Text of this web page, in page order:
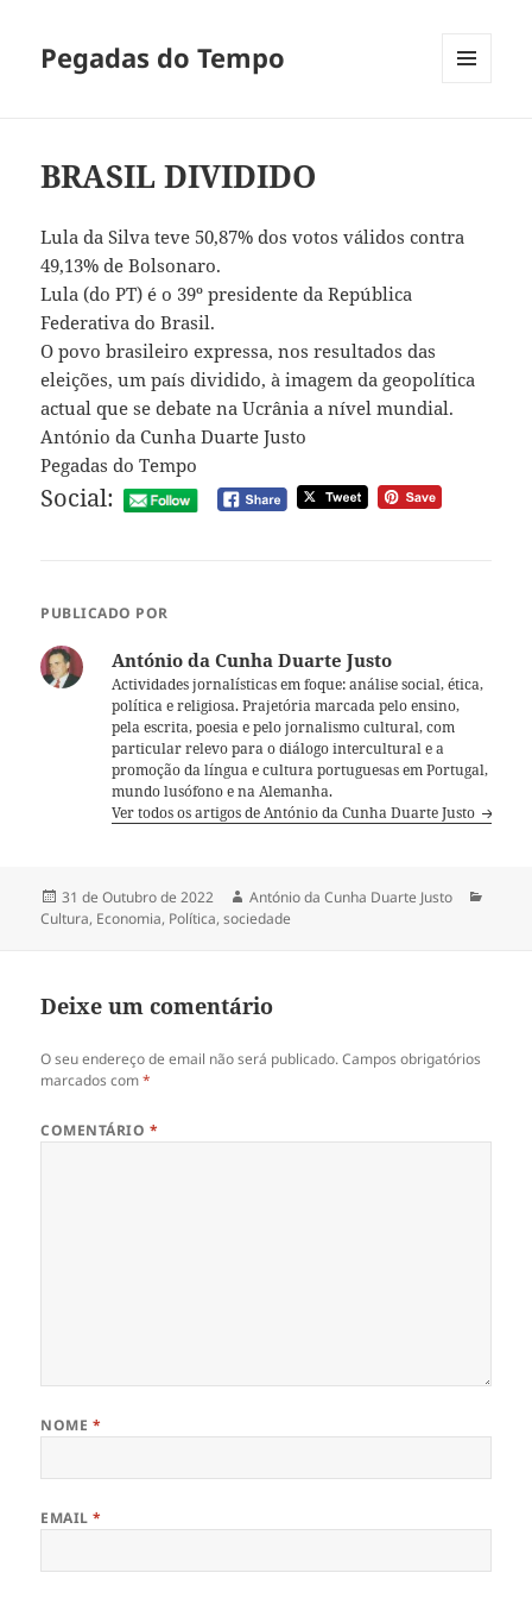
Pegadas do Tempo
BRASIL DIVIDIDO
Lula da Silva teve 50,87% dos votos válidos contra
49,13% de Bolsonaro.
Lula (do PT) é o 39º presidente da República
Federativa do Brasil.
O povo brasileiro expressa, nos resultados das
eleições, um país dividido, à imagem da geopolítica
actual que se debate na Ucrânia a nível mundial.
António da Cunha Duarte Justo
Pegadas do Tempo
Social:
PUBLICADO POR
António da Cunha Duarte Justo
Actividades jornalísticas em foque: análise social, ética,
política e religiosa. Prajetória marcada pelo ensino,
pela escrita, poesia e pelo jornalismo cultural, com
particular relevo para o diálogo intercultural e a
promoção da língua e cultura portuguesas em Portugal,
mundo lusófono e na Alemanha.
Ver todos os artigos de António da Cunha Duarte Justo
Publicado
a
31 de Outubro de 2022 Autor
António da Cunha Duarte Justo
Cultura, Economia, Política,sociedade
Deixe um comentário
O seu endereço de email não será publicado. Campos obrigatórios
marcados com*
COMENTÁRIO *
NOME *
EMAIL*